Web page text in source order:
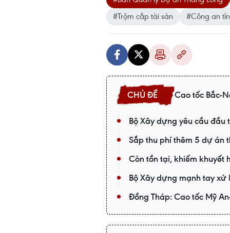
#Trộm cắp tài sản
#Công an
Cao tốc Bắc-
Bộ Xây dựng yêu cầu đầu
Sắp thu phí thêm 5 dự án
Còn tồn tại, khiếm khuyết
Bộ Xây dựng mạnh tay xử
Đồng Tháp: Cao tốc Mỹ